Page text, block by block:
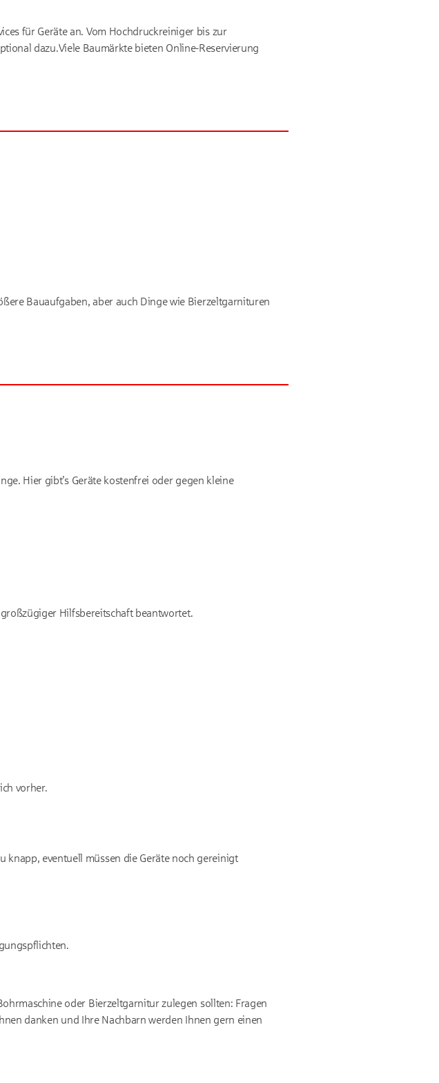
für Geräte an. Vom Hochdruckreiniger bis zur
dazu.Viele Baumärkte bieten Online-Reservierung
Bauaufgaben, aber auch Dinge wie Bierzeltgarnituren
Hier gibt’s Geräte kostenfrei oder gegen kleine
Hilfsbereitschaft beantwortet.
vorher.
knapp, eventuell müssen die Geräte noch gereinigt
oder Bierzeltgarnitur zulegen sollten: Fragen
danken und Ihre Nachbarn werden Ihnen gern einen